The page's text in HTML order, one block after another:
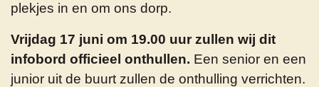
plekjes in en om ons dorp.
Vrijdag 17 juni om 19.00 uur zullen wij dit
infobord officieel onthullen. Een senior en een
junior uit de buurt zullen de onthulling verrichten.